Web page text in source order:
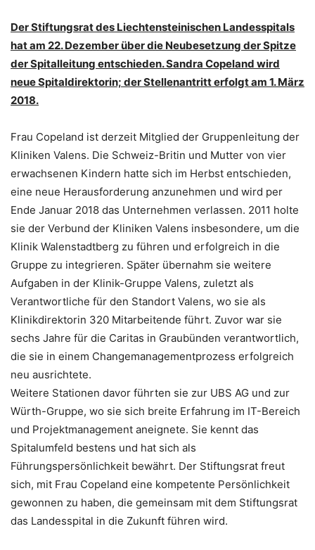
Der Stiftungsrat des Liechtensteinischen Landesspitals
hat am 22. Dezember über die Neubesetzung der Spitze
der Spitalleitung entschieden. Sandra Copeland wird
neue Spitaldirektorin; der Stellenantritt erfolgt am 1. März
2018.
Frau Copeland ist derzeit Mitglied der Gruppenleitung der
Kliniken Valens. Die Schweiz-Britin und Mutter von vier
erwachsenen Kindern hatte sich im Herbst entschieden,
eine neue Herausforderung anzunehmen und wird per
Ende Januar 2018 das Unternehmen verlassen. 2011 holte
sie der Verbund der Kliniken Valens insbesondere, um die
Klinik Walenstadtberg zu führen und erfolgreich in die
Gruppe zu integrieren. Später übernahm sie weitere
Aufgaben in der Klinik-Gruppe Valens, zuletzt als
Verantwortliche für den Standort Valens, wo sie als
Klinikdirektorin 320 Mitarbeitende führt. Zuvor war sie
sechs Jahre für die Caritas in Graubünden verantwortlich,
die sie in einem Changemanagementprozess erfolgreich
neu ausrichtete.
Weitere Stationen davor führten sie zur UBS AG und zur
Würth-Gruppe, wo sie sich breite Erfahrung im IT-Bereich
und Projektmanagement aneignete. Sie kennt das
Spitalumfeld bestens und hat sich als
Führungspersönlichkeit bewährt. Der Stiftungsrat freut
sich, mit Frau Copeland eine kompetente Persönlichkeit
gewonnen zu haben, die gemeinsam mit dem Stiftungsrat
das Landesspital in die Zukunft führen wird.